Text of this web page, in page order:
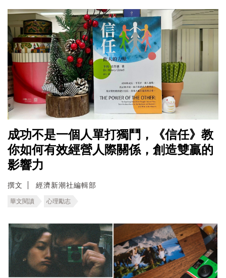
成功不是一個人單打獨鬥，《信任》教
你如何有效經營人際關係，創造雙贏的
影響力
撰文 經濟新潮社編輯部
華文閱讀 心理勵志